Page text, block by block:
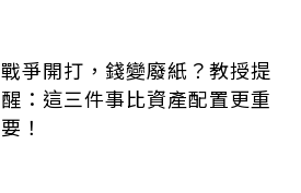
戰爭開打，錢變廢紙？教授提
醒：這三件事比資產配置更重
要！